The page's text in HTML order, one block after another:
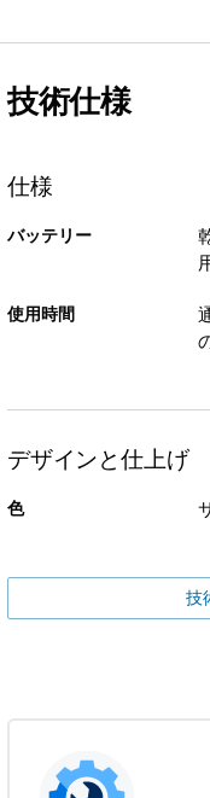
技術仕様
仕様
バッテリー
使用時間
デザインと仕上げ
色
技